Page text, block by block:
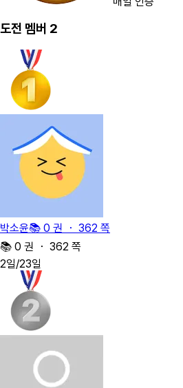
도전 멤버 2
박소윤📚 0 권 ・ 362 쪽
📚 0 권 ・ 362 쪽
2일/23일